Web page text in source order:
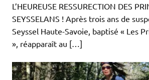
L’HEUREUSE RESSURECTION DES
SEYSSELANS ! Après trois ans de
Seyssel Haute-Savoie, baptisé « Les
», réapparaît au […]